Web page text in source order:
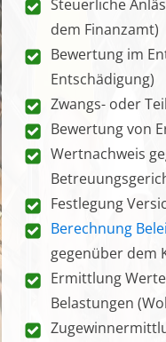
Steuerliche
dem Finanzamt)
Bewertung im
Entschädigung)
Zwangs- oder
Bewertung von
Wertnachweis
Festlegung
Berechnung
gegenüber dem
Ermittlung
Belastungen